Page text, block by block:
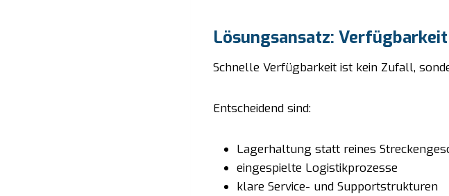
Lösungsansatz:
Schnelle Verfügbarkeit ist kein Zufall,
Entscheidend sind:
Lagerhaltung statt reines
eingespielte Logistikprozesse
klare Service- und Supportstrukturen